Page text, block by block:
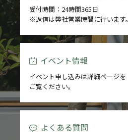
受付時間：24時間365日
※返信は弊社営業時間に行います。
イベント情報
イベント申し込みは詳細ページを
ご覧ください。
よくある質問